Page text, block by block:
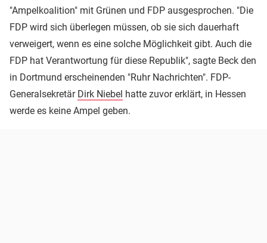
"Ampelkoalition" mit Grünen und FDP ausgesprochen. "Die
FDP wird sich überlegen müssen, ob sie sich dauerhaft
verweigert, wenn es eine solche Möglichkeit gibt. Auch die
FDP hat Verantwortung für diese Republik", sagte Beck den
in Dortmund erscheinenden "Ruhr Nachrichten". FDP-
Generalsekretär Dirk Niebel hatte zuvor erklärt, in Hessen
werde es keine Ampel geben.